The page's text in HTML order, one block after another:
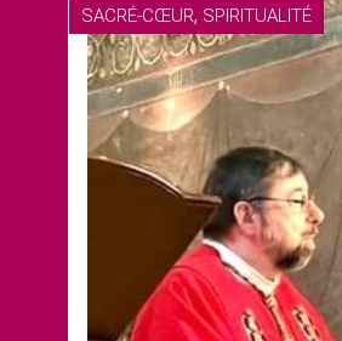
SACRÉ-CŒUR, SPIRITUALITÉ